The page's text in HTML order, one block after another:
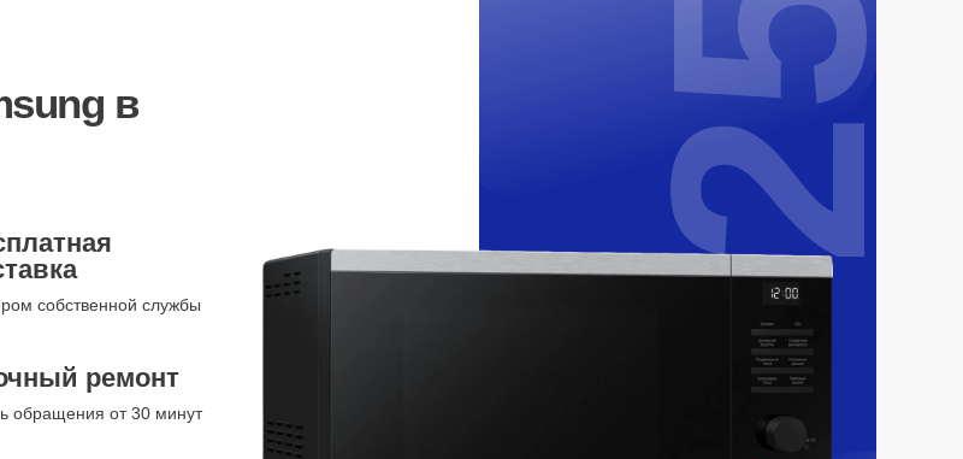
в
собственной службы
ремонт
обращения от 30 минут